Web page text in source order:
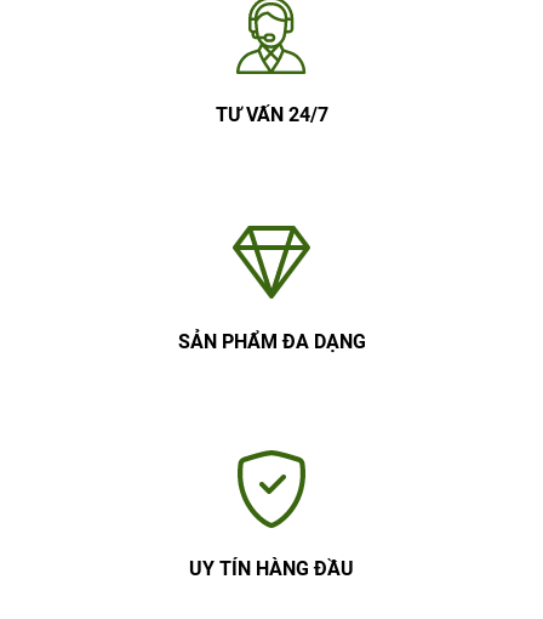
TƯ VẤN 24/7
SẢN PHẨM ĐA DẠNG
UY TÍN HÀNG ĐẦU